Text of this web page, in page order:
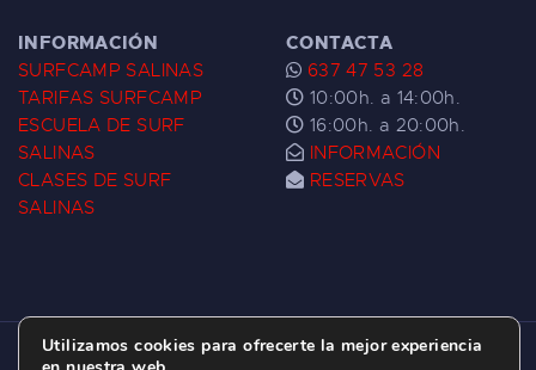
INFORMACIÓN
SURFCAMP SALINAS
TARIFAS SURFCAMP
ESCUELA DE SURF
SALINAS
CLASES DE SURF
SALINAS
CONTACTA
637 47 53 28
10:00h. a 14:00h.
16:00h. a 20:00h.
INFORMACIÓN
RESERVAS
ESCUELA DE SURF LAS DUNAS © 2026.
Utilizamos cookies para ofrecerte la mejor experiencia